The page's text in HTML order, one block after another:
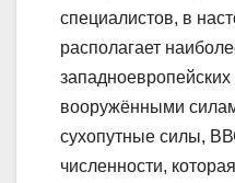
специалистов, в
располагает
вооружёнными
сухопутные силы,
численности,